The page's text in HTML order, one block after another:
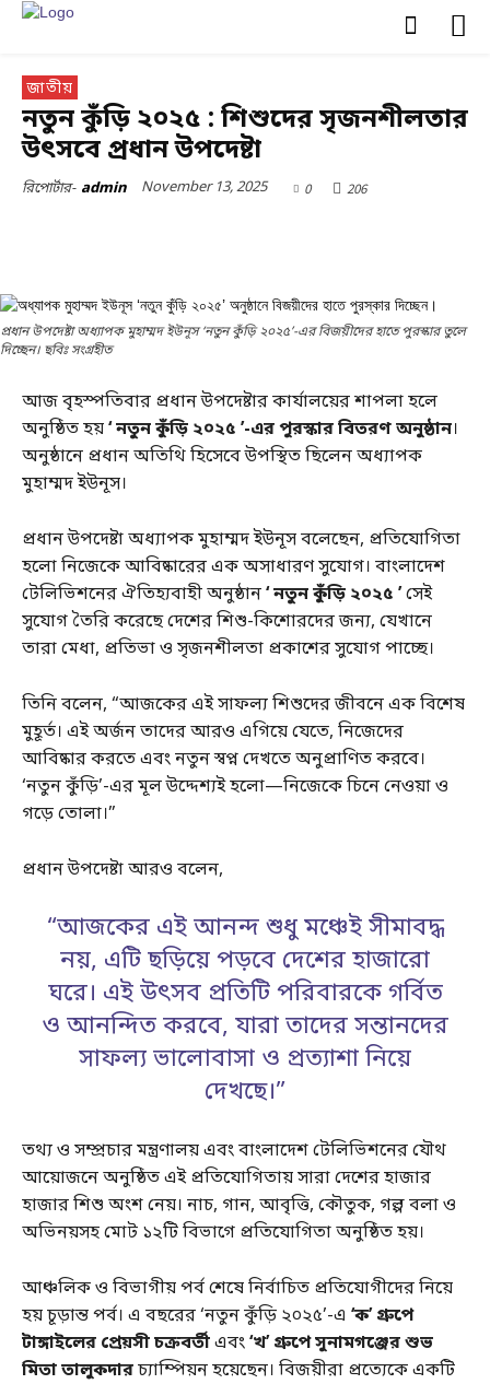
জাতীয়
নতুন কুঁড়ি ২০২৫ : শিশুদের সৃজনশীলতার
উৎসবে প্রধান উপদেষ্টা
রিপোর্টার- admin November 13, 2025 0 206
প্রধান উপদেষ্টা অধ্যাপক মুহাম্মদ ইউনূস ‘নতুন কুঁড়ি ২০২৫’-এর বিজয়ীদের হাতে পুরস্কার তুলে
দিচ্ছেন। ছবিঃ সংগ্রহীত
আজ বৃহস্পতিবার প্রধান উপদেষ্টার কার্যালয়ের শাপলা হলে
অনুষ্ঠিত হয়‘ নতুন কুঁড়ি ২০২৫ ’-এর পুরস্কার বিতরণ অনুষ্ঠান।
অনুষ্ঠানে প্রধান অতিথি হিসেবে উপস্থিত ছিলেন অধ্যাপক
মুহাম্মদ ইউনূস।
প্রধান উপদেষ্টা অধ্যাপক মুহাম্মদ ইউনূস বলেছেন, প্রতিযোগিতা
হলো নিজেকে আবিষ্কারের এক অসাধারণ সুযোগ। বাংলাদেশ
টেলিভিশনের ঐতিহ্যবাহী অনুষ্ঠান‘ নতুন কুঁড়ি ২০২৫ ’সেই
সুযোগ তৈরি করেছে দেশের শিশু-কিশোরদের জন্য, যেখানে
তারা মেধা, প্রতিভা ও সৃজনশীলতা প্রকাশের সুযোগ পাচ্ছে।
তিনি বলেন, “আজকের এই সাফল্য শিশুদের জীবনে এক বিশেষ
মুহূর্ত। এই অর্জন তাদের আরও এগিয়ে যেতে, নিজেদের
আবিষ্কার করতে এবং নতুন স্বপ্ন দেখতে অনুপ্রাণিত করবে।
‘নতুন কুঁড়ি’-এর মূল উদ্দেশ্যই হলো—নিজেকে চিনে নেওয়া ও
গড়ে তোলা।”
প্রধান উপদেষ্টা আরও বলেন,
“আজকের এই আনন্দ শুধু মঞ্চেই সীমাবদ্ধ
নয়, এটি ছড়িয়ে পড়বে দেশের হাজারো
ঘরে। এই উৎসব প্রতিটি পরিবারকে গর্বিত
ও আনন্দিত করবে, যারা তাদের সন্তানদের
সাফল্য ভালোবাসা ও প্রত্যাশা নিয়ে
দেখছে।”
তথ্য ও সম্প্রচার মন্ত্রণালয় এবং বাংলাদেশ টেলিভিশনের যৌথ
আয়োজনে অনুষ্ঠিত এই প্রতিযোগিতায় সারা দেশের হাজার
হাজার শিশু অংশ নেয়। নাচ, গান, আবৃত্তি, কৌতুক, গল্প বলা ও
অভিনয়সহ মোট ১২টি বিভাগে প্রতিযোগিতা অনুষ্ঠিত হয়।
আঞ্চলিক ও বিভাগীয় পর্ব শেষে নির্বাচিত প্রতিযোগীদের নিয়ে
হয় চূড়ান্ত পর্ব। এ বছরের ‘নতুন কুঁড়ি ২০২৫’-এ ‘ক’ গ্রুপে
টাঙ্গাইলের প্রেয়সী চক্রবর্তীএবং‘খ’ গ্রুপে সুনামগঞ্জের শুভ
মিতা তালুকদারচ্যাম্পিয়ন হয়েছেন। বিজয়ীরা প্রত্যেকে একটি